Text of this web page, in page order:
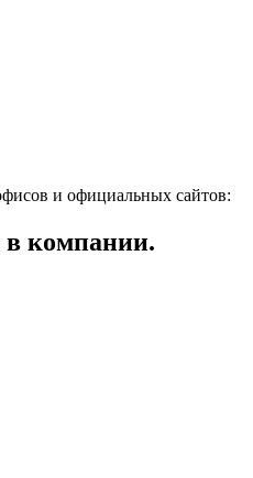
и официальных сайтов:
компании.